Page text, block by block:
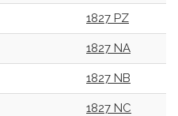
1827 PZ
1827 NA
1827 NB
1827 NC